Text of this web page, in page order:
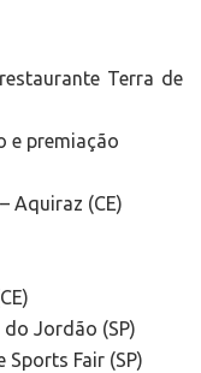
Terra de
e premiação
Aquiraz (CE)
do Jordão (SP)
Fair (SP)